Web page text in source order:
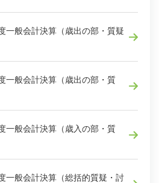
般会計決算（歳出の部・質疑
般会計決算（歳出の部・質
般会計決算（歳入の部・質
般会計決算（総括的質疑・討